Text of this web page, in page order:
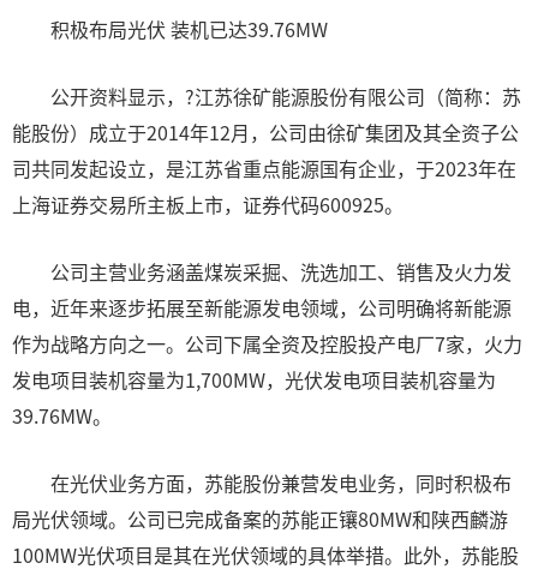
积极布局光伏 装机已达39.76MW
公开资料显示，?江苏徐矿能源股份有限公司（简称：苏
能股份）成立于2014年12月，公司由徐矿集团及其全资子公
司共同发起设立，是江苏省重点能源国有企业，于2023年在
上海证券交易所主板上市，证券代码600925。
公司主营业务涵盖煤炭采掘、洗选加工、销售及火力发
电，近年来逐步拓展至新能源发电领域，公司明确将新能源
作为战略方向之一。公司下属全资及控股投产电厂7家，火力
发电项目装机容量为1,700MW，光伏发电项目装机容量为
39.76MW。
在光伏业务方面，苏能股份兼营发电业务，同时积极布
局光伏领域。公司已完成备案的苏能正镶80MW和陕西麟游
100MW光伏项目是其在光伏领域的具体举措。此外，苏能股